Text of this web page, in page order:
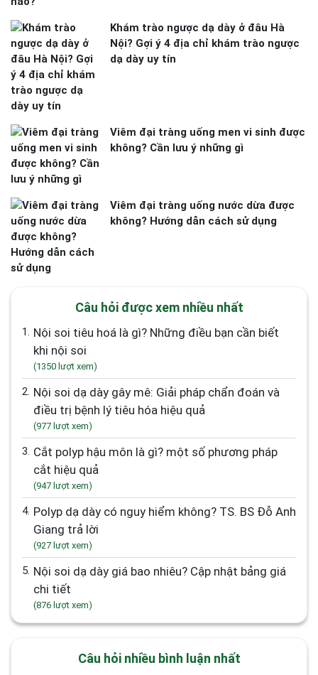
Khám trào ngược dạ dày ở đâu Hà
Nội? Gợi ý 4 địa chỉ khám trào ngược
dạ dày uy tín
Viêm đại tràng uống men vi sinh được
không? Cần lưu ý những gì
Viêm đại tràng uống nước dừa được
không? Hướng dẫn cách sử dụng
Câu hỏi được xem nhiều nhất
1. Nội soi tiêu hoá là gì? Những điều bạn cần biết
khi nội soi
(1350 lượt xem)
2. Nội soi dạ dày gây mê: Giải pháp chẩn đoán và
điều trị bệnh lý tiêu hóa hiệu quả
(977 lượt xem)
3. Cắt polyp hậu môn là gì? một số phương pháp
cắt hiệu quả
(947 lượt xem)
4. Polyp dạ dày có nguy hiểm không? TS. BS Đỗ Anh
Giang trả lời
(927 lượt xem)
5. Nội soi dạ dày giá bao nhiêu? Cập nhật bảng giá
chi tiết
(876 lượt xem)
Câu hỏi nhiều bình luận nhất